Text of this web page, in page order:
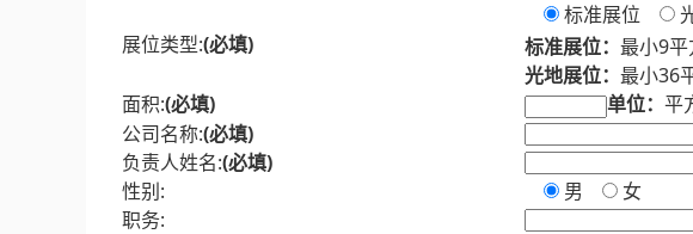
展位类型:(必填)
标准展位
标准展位： 最小9
光地展位： 最小36
面积:(必填) 单位： 平
公司名称:(必填)
负责人姓名:(必填)
性别:
男
女
职务: